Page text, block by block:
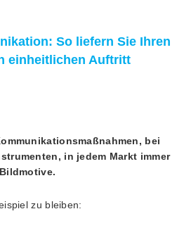
So liefern Sie Ihren
einheitlichen Auftritt
bei
in jedem Markt immer
zu bleiben: